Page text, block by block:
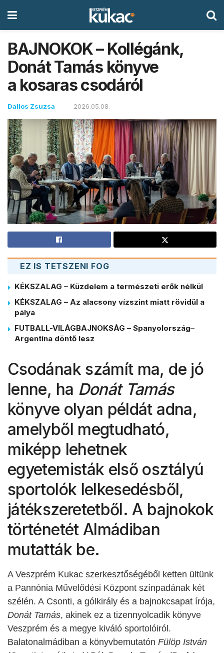
BAJNOKOK – Kollégánk,
Donát Tamás könyve
a kosaras csodáról
Dallos Zsuzsa 2026.05.08.
EZ IS TETSZENI FOG
KÉKSZALAG – Küzdelem a természeti erők nélkül
KÉKSZALAG – Az alacsony vízszint miatt rövidül a
pálya
FUTBALL-VILÁGBAJNOKSÁG – Spanyolország–
Argentína döntő lesz
Csodának számít ma, de jó
lenne, ha Donát Tamás
könyve olyan példát adna,
amelyből megtudható,
miképp lehetnek
egyetemisták első osztályú
sportolók lelkesedésből,
játékszeretetből. A bajnokok
történetét Almádiban
mutatták be.
A Veszprém Kukac szerkesztőségéből ketten ültünk
a Pannónia Művelődési Központ színpadának két
szélén. A Csonti, a gólkirály és a bajnokcsapat írója,
Donát Tamás, akinek ez a tizennyolcadik könyve
Veszprém és a megye kiváló sportolóiról.
Balatonalmádiban a könyvbemutatón Fülöp István